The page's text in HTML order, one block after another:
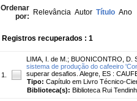
Ordenar
por: Relevância Autor Título Ano
Registros recuperados : 1
1.
LIMA, I. de M. ; BUONICONTRO, D.
sistema de produção do cafeeiro
superar desafios. Alegre, ES :
Tipo: Capítulo em Livro Técnico-
Biblioteca(s): Biblioteca Rui